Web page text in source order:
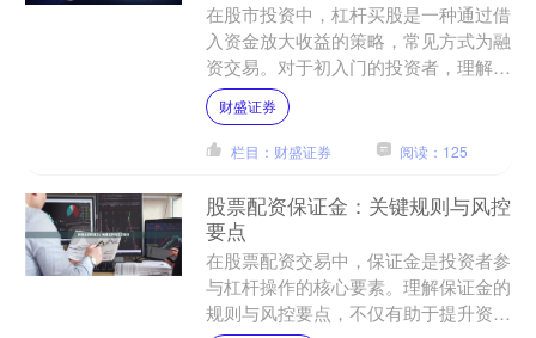
在股市投资中，杠杆买股是一种通过借
入资金放大收益的策略，常见方式为融
资交易。对于初入门的投资者，理解融
资操作的核心规则与风险控制要点至关
重要。 ## 什么是融资....
财盛证券
栏目：财盛证券 阅读：125
股票配资保证金：关键规则与风控
要点
在股票配资交易中，保证金是投资者参
与杠杆操作的核心要素。理解保证金的
规则与风控要点，不仅有助于提升资金